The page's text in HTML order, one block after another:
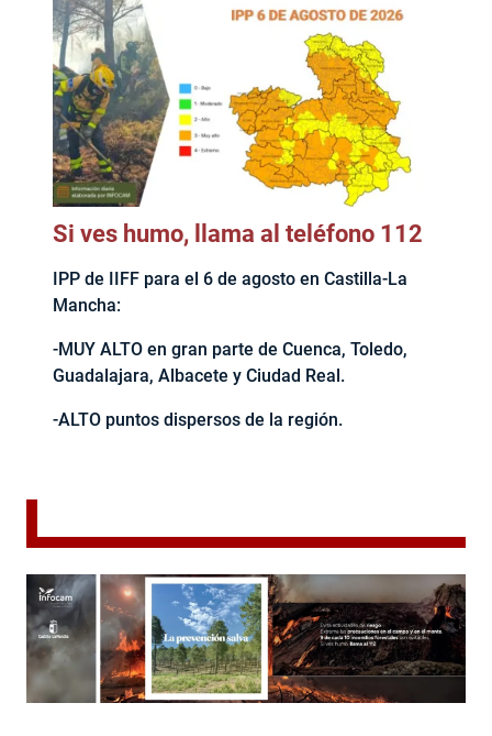
Si ves humo, llama al teléfono 112
IPP de IIFF para el 6 de agosto en Castilla-La
Mancha:
-MUY ALTO en gran parte de Cuenca, Toledo,
Guadalajara, Albacete y Ciudad Real.
-ALTO puntos dispersos de la región.